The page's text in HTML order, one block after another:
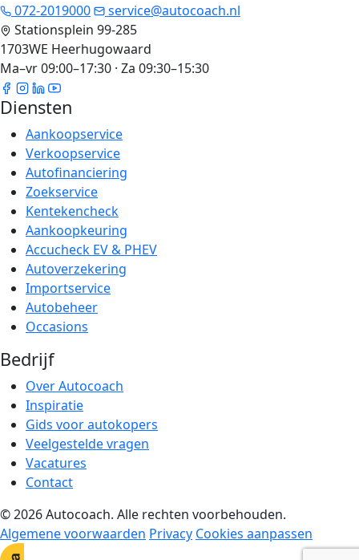
072-2019000
service@autocoach.nl
Stationsplein 99-285
1703WE Heerhugowaard
Ma–vr 09:00–17:30 · Za 09:30–15:30
Diensten
Aankoopservice
Verkoopservice
Autofinanciering
Zoekservice
Kentekencheck
Aankoopkeuring
Accucheck EV & PHEV
Autoverzekering
Importservice
Autobeheer
Occasions
Bedrijf
Over Autocoach
Inspiratie
Gids voor autokopers
Veelgestelde vragen
Vacatures
Contact
© 2026 Autocoach. Alle rechten voorbehouden.
Algemene voorwaarden Privacy Cookies aanpassen